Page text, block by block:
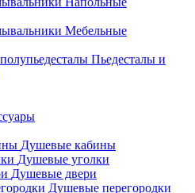
Мебельные
Пьедесталы и
Душевые кабины
Душевые уголки
Душевые двери
Душевые перегородки